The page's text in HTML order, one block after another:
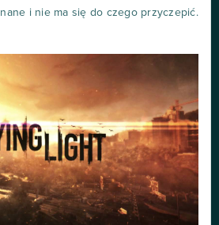
i nie ma się do czego przyczepić.